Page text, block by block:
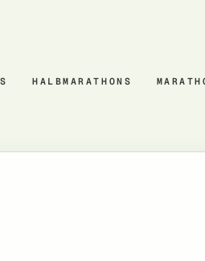
HALBMARATHONS